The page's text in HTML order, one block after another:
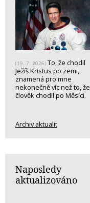
(19. 7. 2026) To, že chodil
Ježíš Kristus po zemi,
znamená pro mne
nekonečně víc než to, že
člověk chodil po Měsíci.
Archiv aktualit
Naposledy
aktualizováno